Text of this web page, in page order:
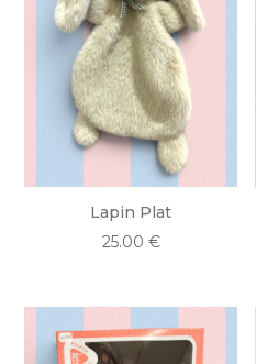
Lapin Plat
25.00 €